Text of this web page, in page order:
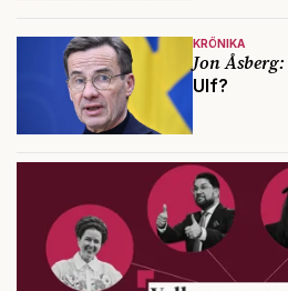
KRÖNIKA
Jon Åsberg:
Ulf?